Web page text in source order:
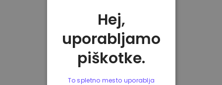
Hej,
uporabljamo
piškotke.
To spletno mesto uporablja